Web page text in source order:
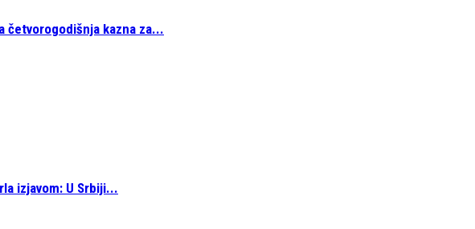
kazna za...
izjavom: U Srbiji...